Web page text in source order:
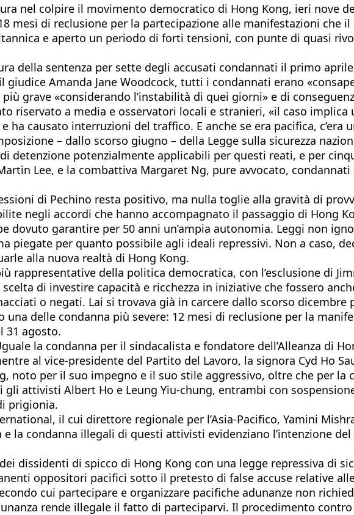
nel colpire il movimento democratico di Hong Kong, ieri nove
mesi di reclusione per la partecipazione alle manifestazioni che
e aperto un periodo di forti tensioni, con punte di quasi
della sentenza per sette degli accusati condannati il primo
Amanda Jane Woodcock, tutti i condannati erano
grave «considerando l’instabilità di quei giorni» e di
riservato a media e osservatori locali e stranieri, «il caso implica
ha causato interruzioni del traffico. E anche se era pacifica,
– dallo scorso giugno – della Legge sulla sicurezza
detenzione potenzialmente applicabili per questi reati, e per
Lee, e la combattiva Margaret Ng, pure avvocato,
di Pechino resta positivo, ma nulla toglie alla gravità di
negli accordi che hanno accompagnato il passaggio di Hong
dovuto garantire per 50 anni un’ampia autonomia. Leggi non
piegate per quanto possibile agli ideali repressivi. Non a caso,
alla nuova realtà di Hong Kong.
rappresentative della politica democratica, con l’esclusione di
di investire capacità e ricchezza in iniziative che fossero
o negati. Lai si trovava già in carcere dallo scorso dicembre
delle condanna più severe: 12 mesi di reclusione per la
31 agosto.
la condanna per il sindacalista e fondatore dell’Alleanza di
al vice-presidente del Partito del Lavoro, la signora Cyd Ho
noto per il suo impegno e il suo stile aggressivo, oltre che per
attivisti Albert Ho e Leung Yiu-chung, entrambi con
prigionia.
il cui direttore regionale per l’Asia-Pacifico, Yamini
e la condanna illegali di questi attivisti evidenziano l’intenzione
dissidenti di spicco di Hong Kong con una legge repressiva di
oppositori pacifici sotto il pretesto di false accuse relative
cui partecipare e organizzare pacifiche adunanze non
rende illegale il fatto di parteciparvi. Il procedimento